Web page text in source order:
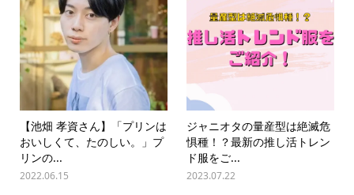
【池畑 孝資さん】「プリンは
おいしくて、たのしい。」プ
リンの...
2022.06.15
ジャニオタの量産型は絶滅危
惧種！？最新の推し活トレン
ド服をご...
2023.07.22